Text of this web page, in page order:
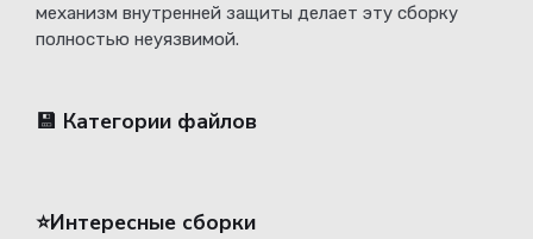
механизм внутренней защиты делает эту сборку
полностью неуязвимой.
💾 Категории файлов
⭐️Интересные сборки